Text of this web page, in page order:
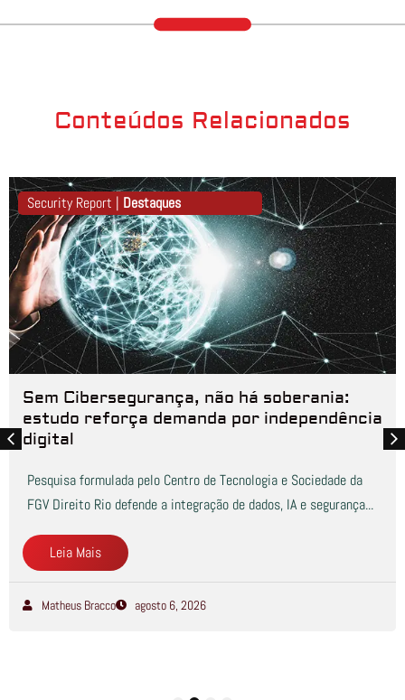
Conteúdos Relacionados
Security Report | Destaques
Sem Cibersegurança, não há soberania:
estudo reforça demanda por independência
digital
Pesquisa formulada pelo Centro de Tecnologia e Sociedade da
FGV Direito Rio defende a integração de dados, IA e segurança...
Leia Mais
Matheus Bracco agosto 6, 2026